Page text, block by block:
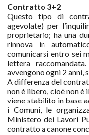
Contratto 3+2
Questo tipo di
agevolate) per
proprietario; ha una
rinnova in
comunicarsi entro sei
lettera
avvengono ogni 2 anni,
A differenza del
non è libero, cioè non
viene stabilito in base
i Comuni, le
Ministero dei Lavori
contratto a canone